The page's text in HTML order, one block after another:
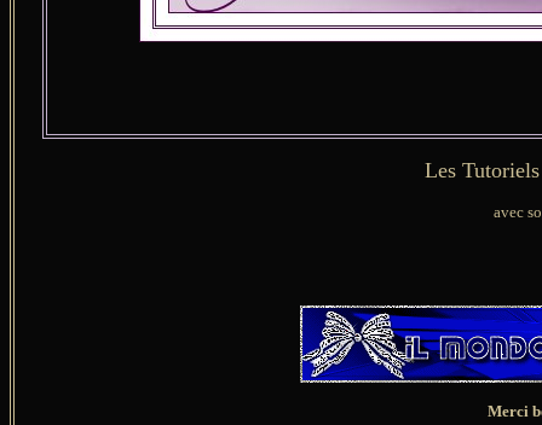
Les
avec
Merci